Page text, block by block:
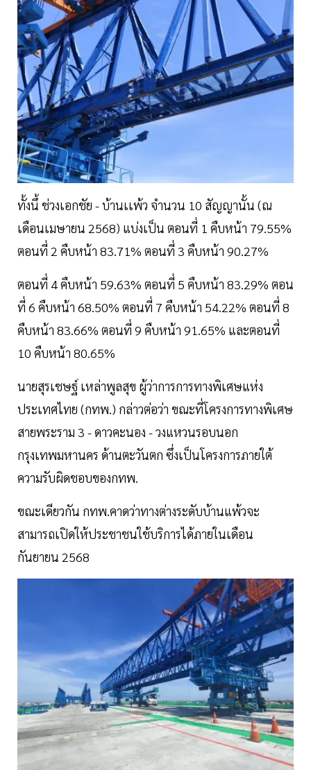
ทั้งนึ้ ช่วงเอกชัย - บ้านเเพ้ว จำนวน 10 สัญญานั้น (ณ
เดือนเมษายน 2568) แบ่งเป็น ตอนที่ 1 คืบหน้า 79.55%
ตอนที่ 2 คืบหน้า 83.71% ตอนที่ 3 คืบหน้า 90.27%
ตอนที่ 4 คืบหน้า 59.63% ตอนที่ 5 คืบหน้า 83.29% ตอน
ที่ 6 คืบหน้า 68.50% ตอนที่ 7 คืบหน้า 54.22% ตอนที่ 8
คืบหน้า 83.66% ตอนที่ 9 คืบหน้า 91.65% และตอนที่
10 คืบหน้า 80.65%
นายสุรเชษฐ์ เหล่าพูลสุข ผู้ว่าการการทางพิเศษแห่ง
ประเทศไทย (กทพ.) กล่าวต่อว่า ขณะที่โครงการทางพิเศษ
สายพระราม 3 - ดาวคะนอง - วงแหวนรอบนอก
กรุงเทพมหานคร ด้านตะวันตก ซึ่งเป็นโครงการภายใต้
ความรับผิดชอบของกทพ.
ขณะเดียวกัน กทพ.คาดว่าทางต่างระดับบ้านแพ้วจะ
สามารถเปิดให้ประชาชนใช้บริการได้ภายในเดือน
กันยายน 2568